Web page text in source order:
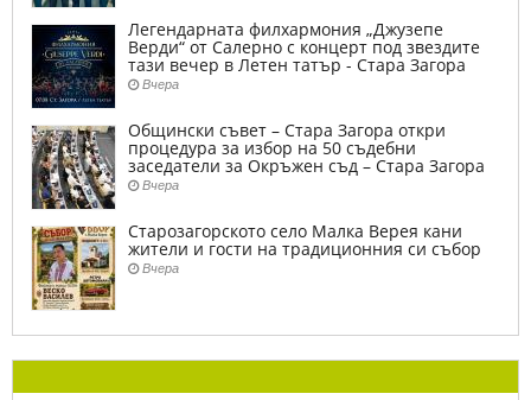
Легендарната филхармония „Джузепе
Верди“ от Салерно с концерт под звездите
тази вечер в Летен татър - Стара Загора
Вчера
Общински съвет – Стара Загора откри
процедура за избор на 50 съдебни
заседатели за Окръжен съд – Стара Загора
Вчера
Старозагорското село Малка Верея кани
жители и гости на традиционния си събор
Вчера